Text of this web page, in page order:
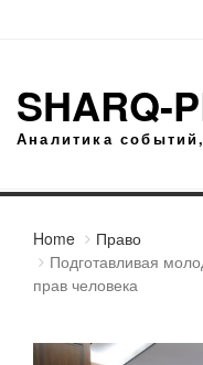
SHARQ-
Аналитика
Home
Право
Подготавливая
прав человека